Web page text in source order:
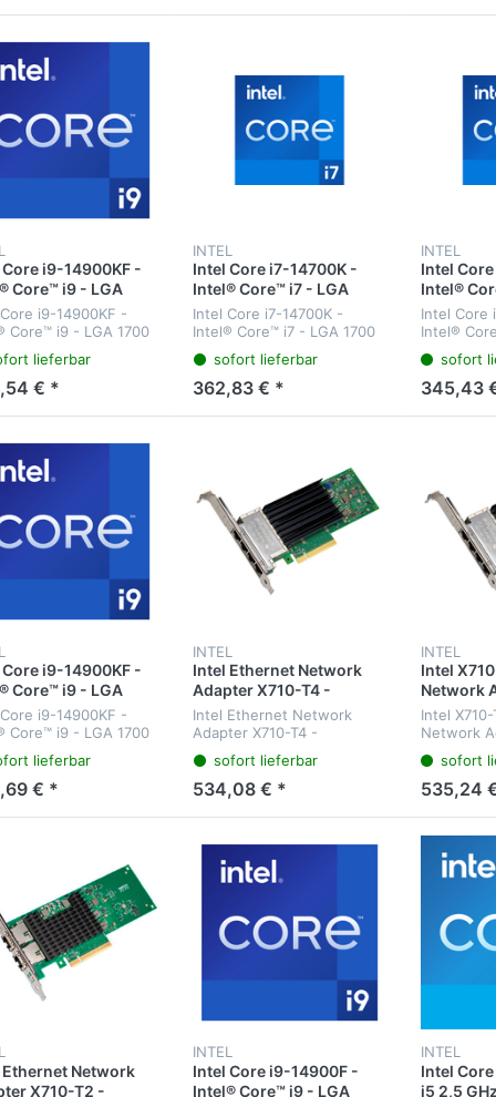
-...
i9-14900KF -
Core™ i9 - LGA
- Intel - i9-14900KF
- Intel Core i9-
i9-14900KF -
Core™ i9 - LGA 1700
Core i9-14xxx -
14900KF (36M
- up to 6.00 GHz)
lieferbar
€ *
INTEL
Intel Core i7-14700K -
Intel® Core™ i7 - LGA
1700 - Intel - i7-14700K -
64-Bit - Intel Core i7-
14xxx
Intel Core i7-14700K -
Intel® Core™ i7 - LGA 1700
Intel Core i7-14xxx -
processor 14700K (33M
Cache - up to 5.60 GHz)
FC-LGA16...
sofort lieferbar
362,83 € *
INTEL
Intel
Intel®
1700 -
- 64-Bit -
14xxx
Intel Core
Intel®
- Intel
processor
Cache -
FC-LG...
sofort
345,43
i9-14900KF -
Core™ i9 - LGA
- Intel - i9-14900KF
- Intel Core i9-
i9-14900KF -
Core™ i9 - LGA 1700
Core i9-14xxx -
Intel® Core™ i9
14900KF (36M
-...
lieferbar
€ *
INTEL
Intel Ethernet Network
Adapter X710-T4 -
Netzwerkkarte - PCI-
Express
Intel Ethernet Network
Adapter X710-T4 -
Express - 10.000 Mbps -
SNMP - Ethernet - 5G -
Wake-On-Lan
sofort lieferbar
534,08 € *
INTEL
Intel
Network
Intel
Network
10.000
5G
sofort
535,24
Ethernet Network
X710-T2 -
INTEL
Intel Core i9-14900F -
Intel® Core™ i9 - LGA
INTEL
Intel
i5 2,5